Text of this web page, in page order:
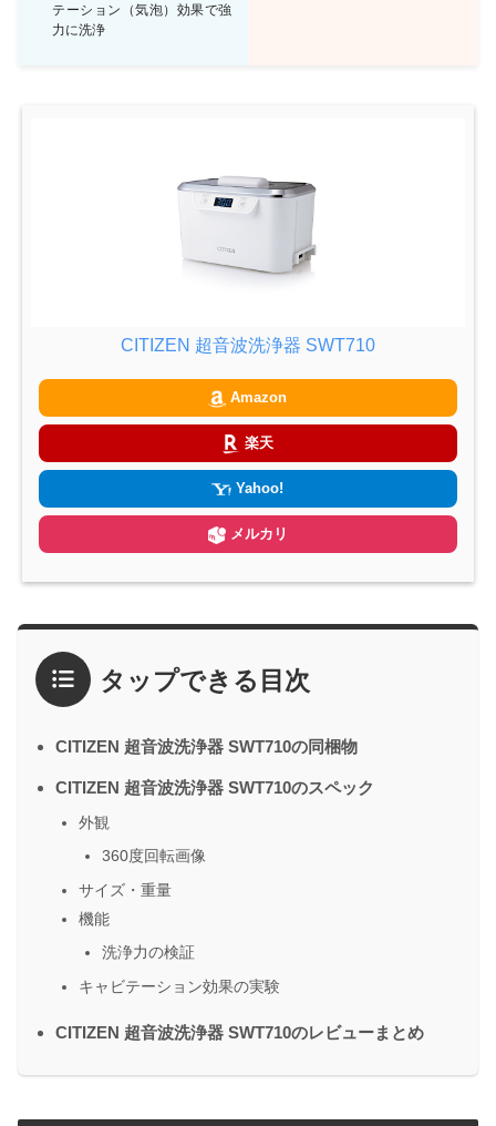
テーション（気泡）効果で強
力に洗浄
CITIZEN 超音波洗浄器 SWT710
Amazon
楽天
Yahoo!
メルカリ
タップできる目次
CITIZEN 超音波洗浄器 SWT710の同梱物
CITIZEN 超音波洗浄器 SWT710のスペック
外観
360度回転画像
サイズ・重量
機能
洗浄力の検証
キャビテーション効果の実験
CITIZEN 超音波洗浄器 SWT710のレビューまとめ